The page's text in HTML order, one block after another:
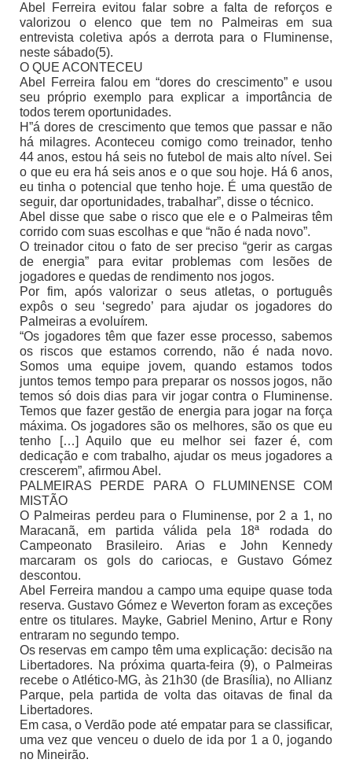
Abel Ferreira evitou falar sobre a falta de reforços e
valorizou o elenco que tem no Palmeiras em sua
entrevista coletiva após a derrota para o Fluminense,
neste sábado(5).
O QUE ACONTECEU
Abel Ferreira falou em “dores do crescimento” e usou
seu próprio exemplo para explicar a importância de
todos terem oportunidades.
H”á dores de crescimento que temos que passar e não
há milagres. Aconteceu comigo como treinador, tenho
44 anos, estou há seis no futebol de mais alto nível. Sei
o que eu era há seis anos e o que sou hoje. Há 6 anos,
eu tinha o potencial que tenho hoje. É uma questão de
seguir, dar oportunidades, trabalhar”, disse o técnico.
Abel disse que sabe o risco que ele e o Palmeiras têm
corrido com suas escolhas e que “não é nada novo”.
O treinador citou o fato de ser preciso “gerir as cargas
de energia” para evitar problemas com lesões de
jogadores e quedas de rendimento nos jogos.
Por fim, após valorizar o seus atletas, o português
expôs o seu ‘segredo’ para ajudar os jogadores do
Palmeiras a evoluírem.
“Os jogadores têm que fazer esse processo, sabemos
os riscos que estamos correndo, não é nada novo.
Somos uma equipe jovem, quando estamos todos
juntos temos tempo para preparar os nossos jogos, não
temos só dois dias para vir jogar contra o Fluminense.
Temos que fazer gestão de energia para jogar na força
máxima. Os jogadores são os melhores, são os que eu
tenho […] Aquilo que eu melhor sei fazer é, com
dedicação e com trabalho, ajudar os meus jogadores a
crescerem”, afirmou Abel.
PALMEIRAS PERDE PARA O FLUMINENSE COM
MISTÃO
O Palmeiras perdeu para o Fluminense, por 2 a 1, no
Maracanã, em partida válida pela 18ª rodada do
Campeonato Brasileiro. Arias e John Kennedy
marcaram os gols do cariocas, e Gustavo Gómez
descontou.
Abel Ferreira mandou a campo uma equipe quase toda
reserva. Gustavo Gómez e Weverton foram as exceções
entre os titulares. Mayke, Gabriel Menino, Artur e Rony
entraram no segundo tempo.
Os reservas em campo têm uma explicação: decisão na
Libertadores. Na próxima quarta-feira (9), o Palmeiras
recebe o Atlético-MG, às 21h30 (de Brasília), no Allianz
Parque, pela partida de volta das oitavas de final da
Libertadores.
Em casa, o Verdão pode até empatar para se classificar,
uma vez que venceu o duelo de ida por 1 a 0, jogando
no Mineirão.